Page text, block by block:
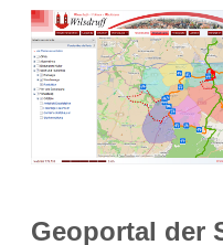
Geoportal der